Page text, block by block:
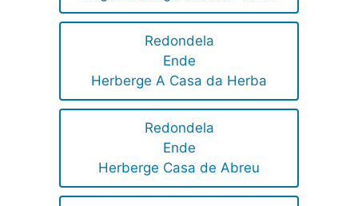
Redondela
Ende
Herberge A Casa da Herba
Redondela
Ende
Herberge Casa de Abreu